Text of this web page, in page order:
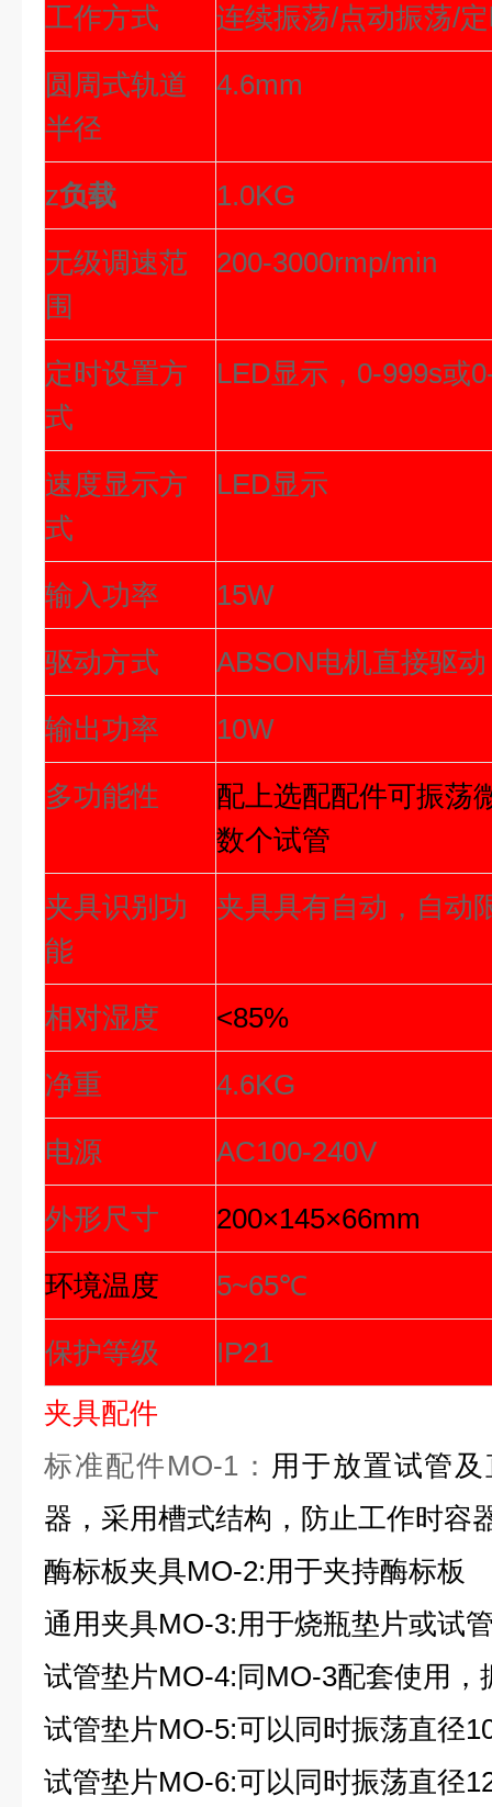
工作方式 连续振荡/点动振荡/
圆周式轨道
半径
4.6mm
z负载 1.0KG
无级调速范
围
200-3000rmp/min
定时设置方
式
LED显示，0-999s或
速度显示方
式
LED显示
输入功率 15W
驱动方式 ABSON电机直接驱动
输出功率 10W
多功能性
配上选配配件可振荡
数个试管
夹具识别功
能
夹具具有自动，自动
相对湿度 <85%
净重 4.6KG
电源 AC100-240V
外形尺寸 200×145×66mm
环境温度 5~65℃
保护等级
IP21
夹具配件
标准配件MO-1： 用于放置试管
器，采用槽式结构，防止工作时容
酶标板夹具MO-2:用于夹持酶标板
通用夹具MO-3:用于烧瓶垫片或试
试管垫片MO-4:同MO-3配套使用，
试管垫片MO-5:可以同时振荡直径
试管垫片MO-6:可以同时振荡直径